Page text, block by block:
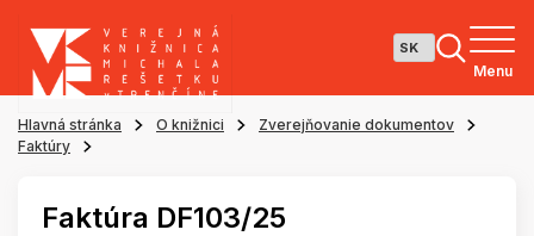
Menu
Hlavná stránka O knižnici
Zverejňovanie dokumentov
Faktúry
Faktúra DF103/25